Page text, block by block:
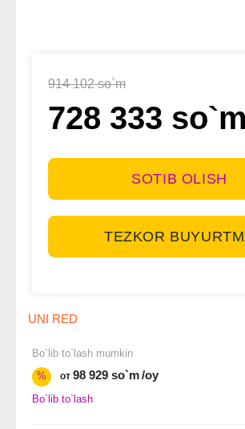
914 102 so`m
728 333 so`m
SOTIB OLISH
TEZKOR
UNI RED
Bo`lib to`lash mumkin
%
от 98 929 so`m/oy
Bo`lib to`lash